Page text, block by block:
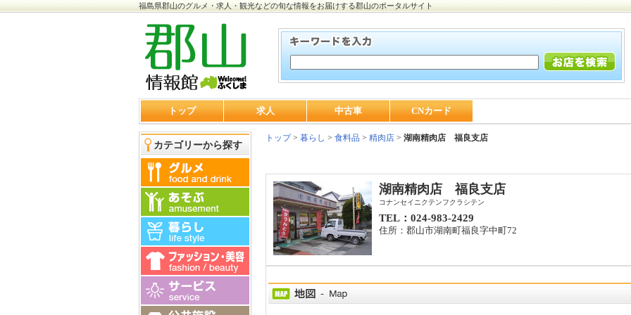
福島県郡山のグルメ・求人・観光などの旬な情報をお届けする郡山のポータルサイト
トップ 求人 中古車 CNカード
カテゴリーから探す
トップ> 暮らし > 食料品 > 精肉店 > 湖南精肉店 福良支店
湖南精肉店 福良支店
コナンセイニクテンフクラシテン
TEL：024-983-2429
住所：郡山市湖南町福良字中町72